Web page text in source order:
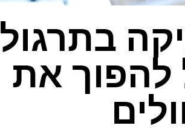
בתרגול
להפוך את